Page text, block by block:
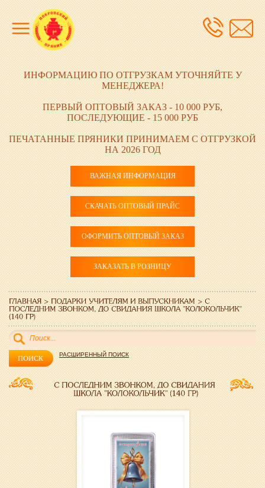
ИНФОРМАЦИЮ ПО ОТГРУЗКАМ УТОЧНЯЙТЕ У
МЕНЕДЖЕРА!
ПЕРВЫЙ ОПТОВЫЙ ЗАКАЗ - 10 000 РУБ,
ПОСЛЕДУЮЩИЕ - 15 000 РУБ
ПЕЧАТАННЫЕ ПРЯНИКИ ПРИНИМАЕМ С ОТГРУЗКОЙ
НА 2026 ГОД
ВАЖНАЯ ИНФОРМАЦИЯ
СКАЧАТЬ ОПТОВЫЙ ПРАЙС
ОФОРМИТЬ ОПТОВЫЙ ЗАКАЗ
ЗАКАЗАТЬ В РОЗНИЦУ
РАСШИРЕННЫЙ ПОИСК